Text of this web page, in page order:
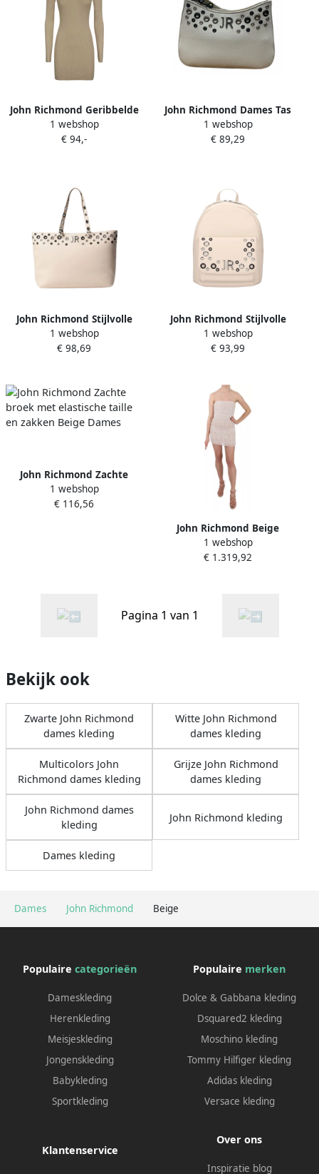
Dames John Richmond Beige
John Richmond Geribbelde
gebreide jurk met
decoratieve knopen Beige
1 webshop
€ 94,-
John Richmond Dames Tas
Bocchi Beige Dames
1 webshop
€ 89,29
John Richmond Stijlvolle
Dames Tas Micik Beige
Dames
1 webshop
€ 98,69
John Richmond Stijlvolle
Rugzak voor Dagelijks
Gebruik Beige Dames
1 webshop
€ 93,99
John Richmond Zachte
broek met elastische taille
en zakken Beige Dames
1 webshop
€ 116,56
John Richmond Beige
Beaded Silk Short Mini
Gown Dress Beige Dames
1 webshop
€ 1.319,92
Pagina 1 van 1
Bekijk ook
Zwarte John Richmond
dames kleding
Witte John Richmond
dames kleding
Multicolors John
Richmond dames kleding
Grijze John Richmond
dames kleding
John Richmond dames
kleding
John Richmond kleding
Dames kleding
Populaire categorieën
Dameskleding
Herenkleding
Meisjeskleding
Jongenskleding
Babykleding
Sportkleding
Populaire merken
Dolce & Gabbana kleding
Dsquared2 kleding
Moschino kleding
Tommy Hilfiger kleding
Adidas kleding
Versace kleding
Klantenservice
Over ons
Inspiratie blog